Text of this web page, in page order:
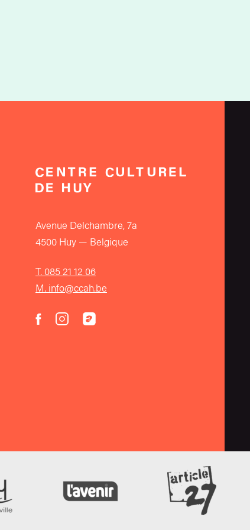
Avenue Delchambre, 7a
4500 Huy — Belgique
T. 085 21 12 06
M. info@ccah.be
facebook
instagram
acast